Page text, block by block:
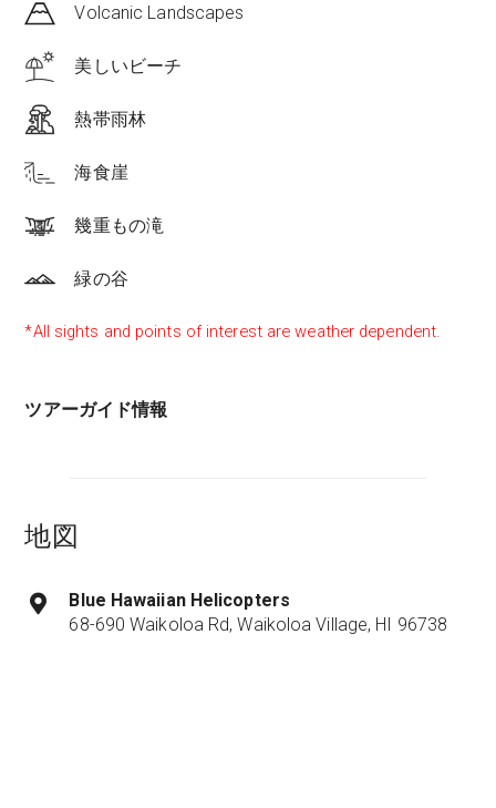
Volcanic Landscapes
美しいビーチ
熱帯雨林
海食崖
幾重もの滝
緑の谷
*All sights and points of interest are weather dependent.
ツアーガイド情報
地図
Blue Hawaiian Helicopters
68-690 Waikoloa Rd, Waikoloa Village, HI 96738